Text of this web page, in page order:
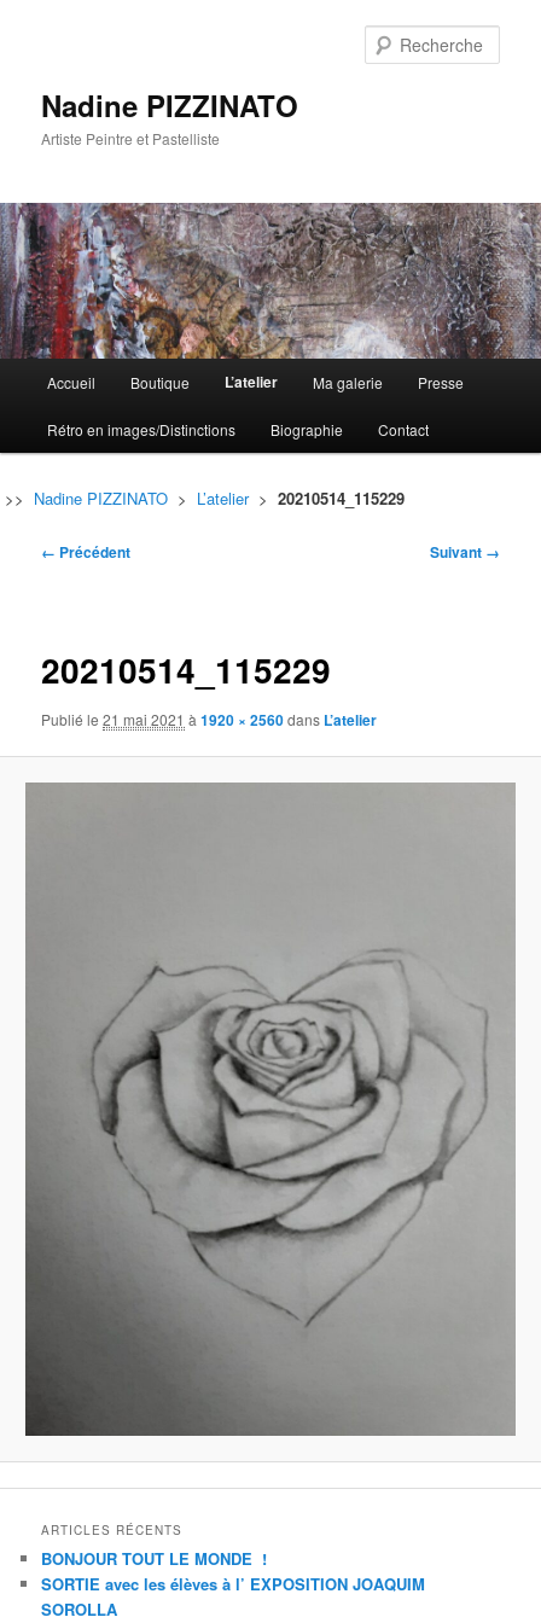
Nadine PIZZINATO
Artiste Peintre et Pastelliste
principal
Aller
au
contenu
principal
Aller
au
contenu
secondaire
Accueil Boutique L’atelier Ma galerie Presse
Rétro en images/Distinctions Biographie Contact
>> Nadine PIZZINATO > L’atelier> 20210514_115229
Navigation
← Précédent Suivant →
20210514_115229
Publié le21 mai 2021 à1920 × 2560dans L’atelier
ARTICLES RÉCENTS
BONJOUR TOUT LE MONDE !
SORTIE avec les élèves à l’ EXPOSITION JOAQUIM
SOROLLA